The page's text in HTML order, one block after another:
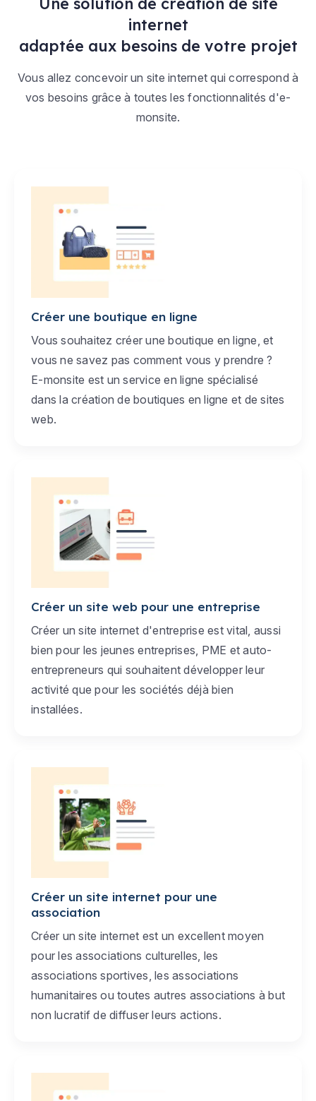
internet
adaptée aux besoins de votre projet
Vous allez concevoir un site internet qui correspond à
vos besoins grâce à toutes les fonctionnalités d'e-
monsite.
Créer une boutique en ligne
Vous souhaitez créer une boutique en ligne, et
vous ne savez pas comment vous y prendre ?
E-monsite est un service en ligne spécialisé
dans la création de boutiques en ligne et de sites
web.
Créer un site web pour une entreprise
Créer un site internet d'entreprise est vital, aussi
bien pour les jeunes entreprises, PME et auto-
entrepreneurs qui souhaitent développer leur
activité que pour les sociétés déjà bien
installées.
Créer un site internet pour une
association
Créer un site internet est un excellent moyen
pour les associations culturelles, les
associations sportives, les associations
humanitaires ou toutes autres associations à but
non lucratif de diffuser leurs actions.